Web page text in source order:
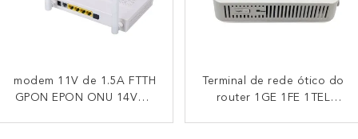
modem 11V de 1.5A FTTH
GPON EPON ONU 14VDC
Terminal de rede ótico do
router 1GE 1FE 1TEL
Modem compatível duplo
da faixa ONU HK718 4GE
Modem duplo sem fio do
OEM WiFi FTTH GPON da